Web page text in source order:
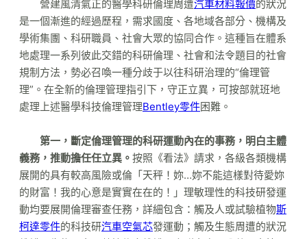
營建風清氣正的醫學科研倫理周遭汽車材料報價的狀況
是一個漸進的經過歷程，需求國度、各地域各部分、機構及
學術集團、科研職員、社會大眾的協同合作。這種旨在體系
地處理一系列彼此交錯的科研倫理、社會和法令題目的社會
規制方法，勢必召喚一種分歧于以往科研治理的“倫理管
理”。在全新的倫理管理指引下，守正立異，可按部就班地
處理上述醫學科技倫理管理Bentley零件困難。
第一，斷定倫理管理的科研運動內在的事務，明白主體
義務，推動擔任任立異。 按照《看法》請求，各級各類機構
展開的具有較高風險或倫「天秤！妳…妳不能這樣對待愛妳
的財富！我的心意是實實在在的！」理敏理性的科技研發運
動均要展開倫理審查任務，詳細包含：觸及人或試驗植物斯
柯達零件的科技研汽車空氣芯發運動；觸及生態周遭的狀況